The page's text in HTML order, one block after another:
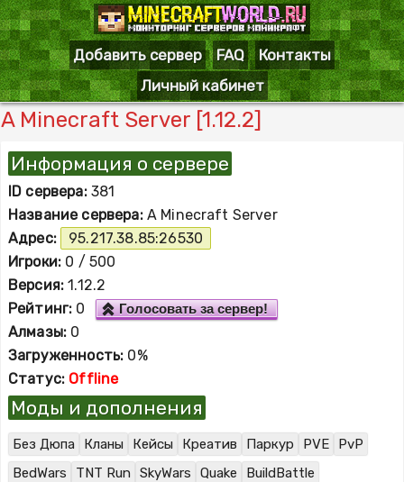
Добавить сервер FAQ
Контакты
Личный кабинет
A Minecraft Server [1.12.2]
Информация о сервере
ID сервера:381
Название сервера:A Minecraft Server
Адрес:
95.217.38.85:26530
Игроки: 0 / 500
Версия: 1.12.2
Рейтинг: 0 Голосовать за сервер!
Алмазы: 0
Загруженность: 0%
Статус: Offline
Моды и дополнения
Без Дюпа Кланы Кейсы Креатив Паркур PVE
PvP
BedWars
TNT Run SkyWars Quake
BuildBattle